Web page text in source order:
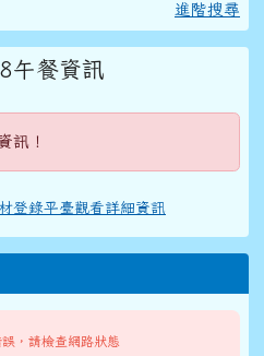
進階搜尋
午餐資訊
訊！
登錄平臺觀看詳細資訊
，請檢查網路狀態